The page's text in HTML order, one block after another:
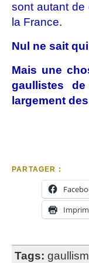
sont autant de
la France.
Nul ne sait
Mais une
gaullistes
largement
PARTAGER :
Tags: